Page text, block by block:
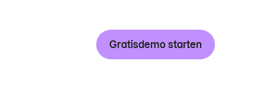
Gratisdemo starten